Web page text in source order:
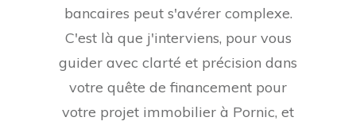
bancaires peut s'avérer complexe.
C'est là que j'interviens, pour vous
guider avec clarté et précision dans
votre quête de financement pour
votre projet immobilier à Pornic, et